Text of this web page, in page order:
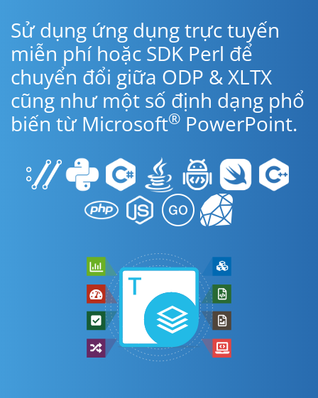
Sử dụng ứng dụng trực tuyến
miễn phí hoặc SDK Perl để
chuyển đổi giữa ODP & XLTX
cũng như một số định dạng phổ
biến từ Microsoft® PowerPoint.